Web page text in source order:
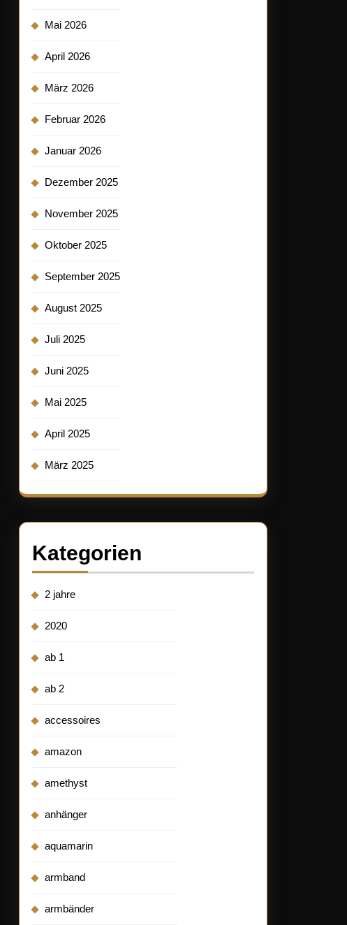
Mai 2026
April 2026
März 2026
Februar 2026
Januar 2026
Dezember 2025
November 2025
Oktober 2025
September 2025
August 2025
Juli 2025
Juni 2025
Mai 2025
April 2025
März 2025
Kategorien
2 jahre
2020
ab 1
ab 2
accessoires
amazon
amethyst
anhänger
aquamarin
armband
armbänder